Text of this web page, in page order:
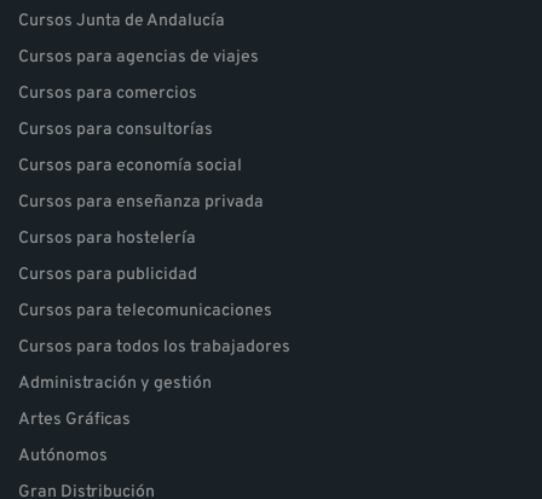
Cursos Junta de Andalucía
Cursos para agencias de viajes
Cursos para comercios
Cursos para consultorías
Cursos para economía social
Cursos para enseñanza privada
Cursos para hostelería
Cursos para publicidad
Cursos para telecomunicaciones
Cursos para todos los trabajadores
Administración y gestión
Artes Gráficas
Autónomos
Gran Distribución